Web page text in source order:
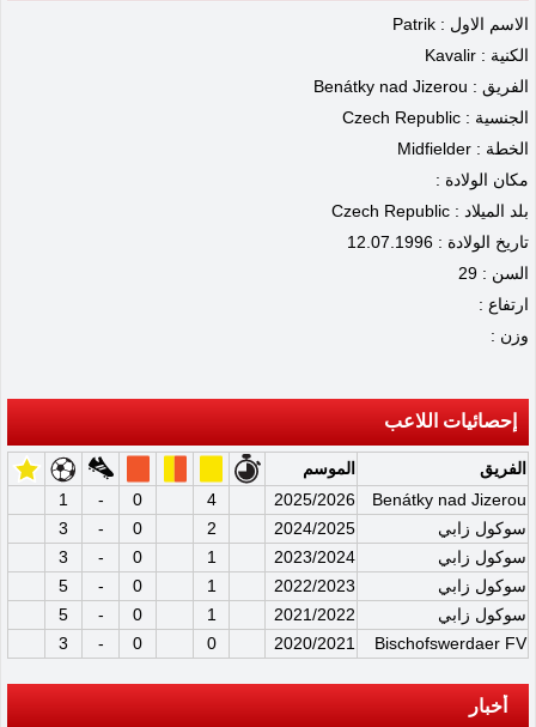
الاسم الاول : Patrik
الكنية : Kavalir
الفريق : Benátky nad Jizerou
الجنسية : Czech Republic
الخطة : Midfielder
مكان الولادة :
بلد الميلاد : Czech Republic
تاريخ الولادة : 12.07.1996
السن : 29
ارتفاع :
وزن :
إحصائيات اللاعب
الفريق
الموسم
Benátky nad Jizerou
2025/2026
4
0
-
1
سوكول زابي
2024/2025
2
0
-
3
سوكول زابي
2023/2024
1
0
-
3
سوكول زابي
2022/2023
1
0
-
5
سوكول زابي
2021/2022
1
0
-
5
Bischofswerdaer FV
2020/2021
0
0
-
3
أخبار